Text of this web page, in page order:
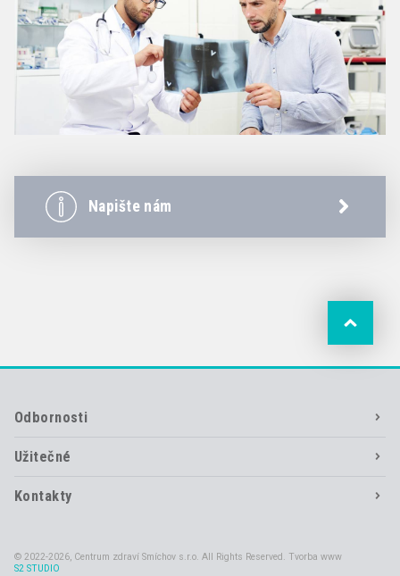
Napište nám
Odbornosti
Užitečné
Kontakty
© 2022-2026, Centrum zdraví Smíchov s.r.o. All Rights Reserved. Tvorba www
S2 STUDIO